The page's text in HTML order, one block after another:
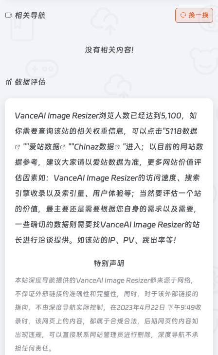
相关导航 换一换
没有相关内容!
数据评估
VanceAI Image Resizer浏览人数已经达到5,100，如
你需要查询该站的相关权重信息，可以点击"5118数据
""爱站数据 ""Chinaz数据
"进入；以目前的网站数
据参考，建议大家请以爱站数据为准，更多网站价值评
估因素如：VanceAI Image Resizer的访问速度、搜索
引擎收录以及索引量、用户体验等；当然要评估一个站
的价值，最主要还是需要根据您自身的需求以及需要，
一些确切的数据则需要找VanceAI Image Resizer的站
长进行洽谈提供。如该站的IP、PV、跳出率等！
特别声明
本站深度导航提供的VanceAI Image Resizer都来源于网络，
不保证外部链接的准确性和完整性，同时，对于该外部链接的
指向，不由深度导航实际控制，在2023年4月22日 下午9:49收
录时，该网页上的内容，都属于合规合法，后期网页的内容如
出现违规，可以直接联系网站管理员进行删除，深度导航不承
担任何责任。